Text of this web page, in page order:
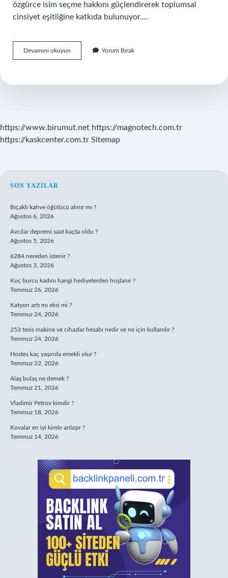
özgürce isim seçme hakkını güçlendirerek toplumsal
cinsiyet eşitliğine katkıda bulunuyor.…
Devamını okuyun
Eş
Kullanabilir
Yorum Bırak
https://www.birumut.net https://magnotech.com.tr
https://kaskcenter.com.tr Sitemap
SIDEBAR
SON YAZILAR
Bıçaklı kahve öğütücü alınır mı ?
Ağustos 6, 2026
Avcılar depremi saat kaçta oldu ?
Ağustos 5, 2026
6284 nereden istenir ?
Ağustos 3, 2026
Koç burcu kadını hangi hediyelerden hoşlanır ?
Temmuz 26, 2026
Katyon artı mı eksi mi ?
Temmuz 24, 2026
253 tesis makine ve cihazlar hesabı nedir ve ne için kullanılır ?
Temmuz 24, 2026
Hostes kaç yaşında emekli olur ?
Temmuz 22, 2026
Alaş bulaş ne demek ?
Temmuz 21, 2026
Vladimir Petrov kimdir ?
Temmuz 18, 2026
Kovalar en iyi kimle anlaşır ?
Temmuz 14, 2026